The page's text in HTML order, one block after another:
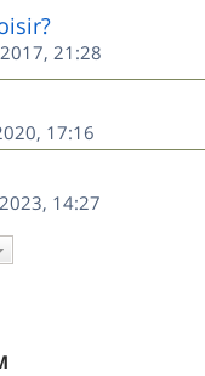
21:28
17:16
14:27